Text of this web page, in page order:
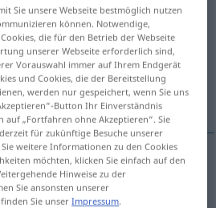
anklicken/antippen)
Sie unsere Webseite bestmöglich nutzen
können. Notwendige,
die für den Betrieb der Webseite
unserer Webseite erforderlich sind,
Vorauswahl immer auf Ihrem Endgerät
und Cookies, die der Bereitstellung
werden nur gespeichert, wenn Sie uns
Button Ihr Einverständnis
auf „Fortfahren ohne Akzeptieren“. Sie
für zukünftige Besuche unserer
weitere Informationen zu den Cookies
möchten, klicken Sie einfach auf den
Hinweise zu der
Sie ansonsten unserer
finden Sie unserImpressum.